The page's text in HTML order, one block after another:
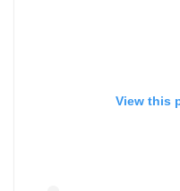
View this